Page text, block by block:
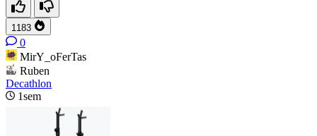
1183
0
MirY_oFerTas
Ruben
Decathlon
1sem